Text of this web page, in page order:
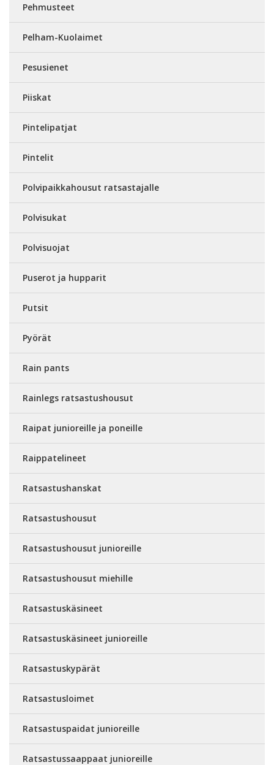
Pehmusteet
Pelham-Kuolaimet
Pesusienet
Piiskat
Pintelipatjat
Pintelit
Polvipaikkahousut ratsastajalle
Polvisukat
Polvisuojat
Puserot ja hupparit
Putsit
Pyörät
Rain pants
Rainlegs ratsastushousut
Raipat junioreille ja poneille
Raippatelineet
Ratsastushanskat
Ratsastushousut
Ratsastushousut junioreille
Ratsastushousut miehille
Ratsastuskäsineet
Ratsastuskäsineet junioreille
Ratsastuskypärät
Ratsastusloimet
Ratsastuspaidat junioreille
Ratsastussaappaat junioreille